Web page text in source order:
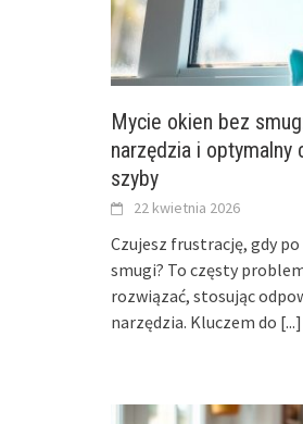
Mycie okien bez
narzędzia i optymalny
szyby
22 kwietnia 2026
Czujesz frustrację, gdy
smugi? To częsty
rozwiązać, stosując
narzędzia. Kluczem do [...]